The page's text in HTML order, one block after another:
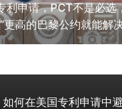
申请，PCT不是必选
更高的巴黎公约就能解
如何在美国专利申请中